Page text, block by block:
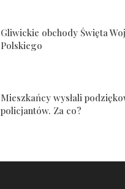
Gliwickie obchody Święta
Polskiego
Mieszkańcy wysłali
policjantów. Za co?